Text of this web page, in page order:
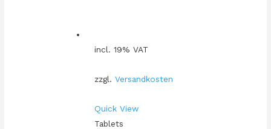
incl. 19% VAT
zzgl. Versandkosten
Quick View
Tablets